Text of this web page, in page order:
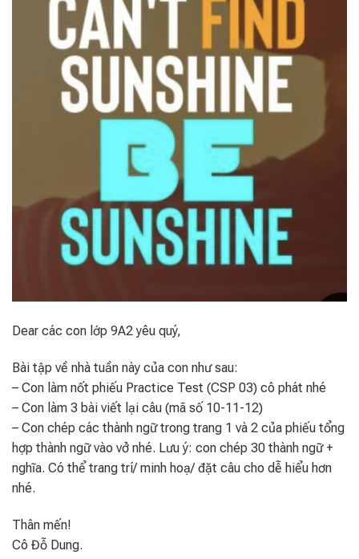
Dear các con lớp 9A2 yêu quý,
Bài tập về nhà tuần này của con như sau:
– Con làm nốt phiếu Practice Test (CSP 03) cô phát nhé
– Con làm 3 bài viết lại câu (mã số 10-11-12)
– Con chép các thành ngữ trong trang 1 và 2 của phiếu tổng
hợp thành ngữ vào vở nhé. Lưu ý: con chép 30 thành ngữ +
nghĩa. Có thể trang trí/ minh hoạ/ đặt câu cho dễ hiểu hơn
nhé.
Thân mến!
Cô Đỗ Dung.